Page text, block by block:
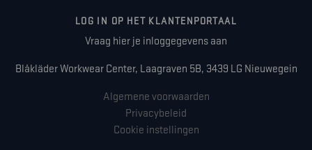
LOG IN OP HET KLANTENPORTAAL
Vraag hier je inloggegevens aan
Blåkläder Workwear Center, Laagraven 5B, 3439 LG Nieuwegein
Algemene voorwaarden
Privacybeleid
Cookie instellingen